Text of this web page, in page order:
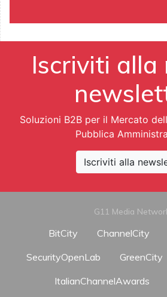
Iscriviti alla
Soluzioni B2B per il Mercato
Pubblica
Iscriviti alla
G11 Media
BitCity ChannelCity
SecurityOpenLab
GreenCity
ItalianChannelAwards